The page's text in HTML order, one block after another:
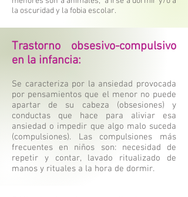
la oscuridad y la fobia escolar.
Trastorno obsesivo-compulsivo
en la infancia:
Se caracteriza por la ansiedad provocada
por pensamientos que el menor no puede
apartar de su cabeza (obsesiones) y
conductas que hace para aliviar esa
ansiedad o impedir que algo malo suceda
(compulsiones). Las compulsiones más
frecuentes en niños son: necesidad de
repetir y contar, lavado ritualizado de
manos y rituales a la hora de dormir.